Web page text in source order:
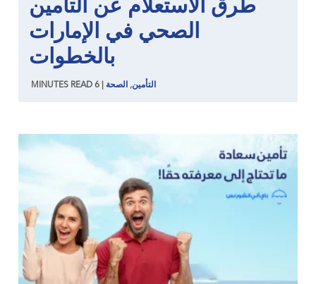
طرق الاستعلام عن التأمين
الصحي في الإمارات
بالخطوات
التأمين, الصحة 6
MINUTES READ